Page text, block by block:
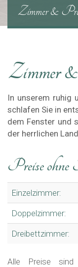
Zimmer &
Zimmer
In unserem ruhig
schlafen Sie in
dem Fenster und
der herrlichen
Preise ohne
Einzelzimmer:
Doppelzimmer:
Dreibettzimmer:
Alle Preise sind